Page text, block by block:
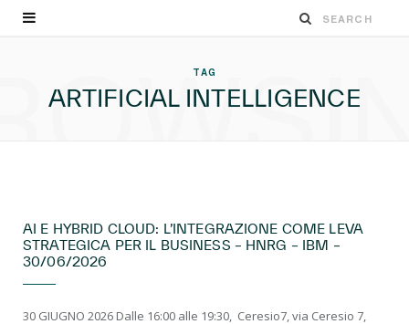
TAG
ARTIFICIAL INTELLIGENCE
AI E HYBRID CLOUD: L’INTEGRAZIONE COME LEVA
STRATEGICA PER IL BUSINESS – HNRG – IBM –
30/06/2026
30 GIUGNO 2026 Dalle 16:00 alle 19:30, Ceresio7, via Ceresio 7,